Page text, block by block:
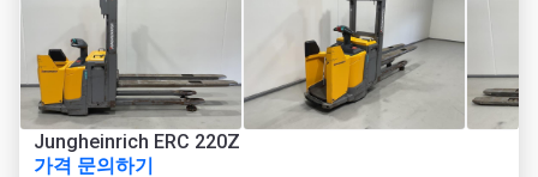
Jungheinrich ERC 220Z
가격 문의하기